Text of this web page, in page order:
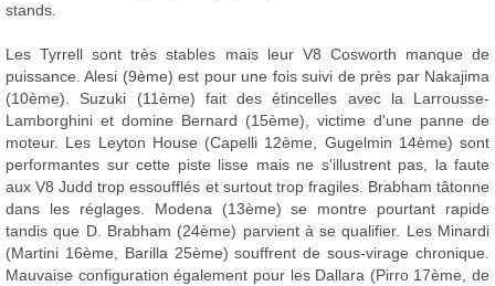
stands.
Les Tyrrell sont très stables mais leur V8 Cosworth manque de
puissance. Alesi (9ème) est pour une fois suivi de près par Nakajima
(10ème). Suzuki (11ème) fait des étincelles avec la Larrousse-
Lamborghini et domine Bernard (15ème), victime d'une panne de
moteur. Les Leyton House (Capelli 12ème, Gugelmin 14ème) sont
performantes sur cette piste lisse mais ne s'illustrent pas, la faute
aux V8 Judd trop essoufflés et surtout trop fragiles. Brabham tâtonne
dans les réglages. Modena (13ème) se montre pourtant rapide
tandis que D. Brabham (24ème) parvient à se qualifier. Les Minardi
(Martini 16ème, Barilla 25ème) souffrent de sous-virage chronique.
Mauvaise configuration également pour les Dallara (Pirro 17ème, de